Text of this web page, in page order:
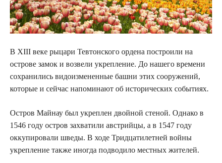
В XIII веке рыцари Тевтонского ордена построили на
острове замок и возвели укрепление. До нашего времени
сохранились видоизмененные башни этих сооружений,
которые и сейчас напоминают об исторических событиях.
Остров Майнау был укреплен двойной стеной. Однако в
1546 году остров захватили австрийцы, а в 1547 году
оккупировали шведы. В ходе Тридцатилетней войны
укрепление также иногда подводило местных жителей.